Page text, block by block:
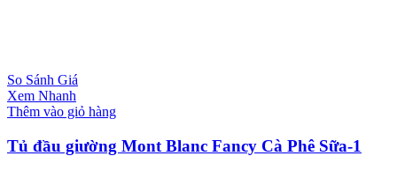
So Sánh Giá
Xem Nhanh
Thêm vào giỏ hàng
Tủ đầu giường Mont Blanc Fancy Cà Phê Sữa-1